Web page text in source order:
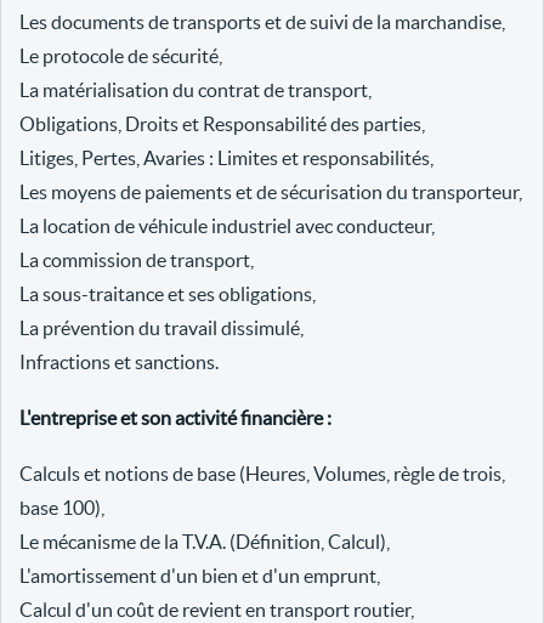
Les documents de transports et de suivi de la marchandise,
Le protocole de sécurité,
La matérialisation du contrat de transport,
Obligations, Droits et Responsabilité des parties,
Litiges, Pertes, Avaries : Limites et responsabilités,
Les moyens de paiements et de sécurisation du transporteur,
La location de véhicule industriel avec conducteur,
La commission de transport,
La sous-traitance et ses obligations,
La prévention du travail dissimulé,
Infractions et sanctions.
L'entreprise et son activité financière :
Calculs et notions de base (Heures, Volumes, règle de trois,
base 100),
Le mécanisme de la T.V.A. (Définition, Calcul),
L'amortissement d'un bien et d'un emprunt,
Calcul d'un coût de revient en transport routier,